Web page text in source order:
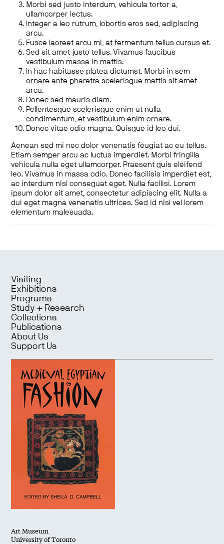
Morbi sed justo interdum, vehicula tortor a,
ullamcorper lectus.
Integer a leo rutrum, lobortis eros sed, adipiscing
arcu.
Fusce laoreet arcu mi, at fermentum tellus cursus et.
Sed sit amet justo tellus. Vivamus faucibus
vestibulum massa in mattis.
In hac habitasse platea dictumst. Morbi in sem
ornare ante pharetra scelerisque mattis sit amet
arcu.
Donec sed mauris diam.
Pellentesque scelerisque enim ut nulla
condimentum, et vestibulum enim ornare.
Donec vitae odio magna. Quisque id leo dui.
Aenean sed mi nec dolor venenatis feugiat ac eu tellus.
Etiam semper arcu ac luctus imperdiet. Morbi fringilla
vehicula nulla eget ullamcorper. Praesent quis eleifend
leo. Vivamus in massa odio. Donec facilisis imperdiet est,
ac interdum nisl consequat eget. Nulla facilisi. Lorem
ipsum dolor sit amet, consectetur adipiscing elit. Nulla a
dui eget magna venenatis ultrices. Sed id nisl vel lorem
elementum malesuada.
Visiting
Exhibitions
Programs
Study + Research
Collections
Publications
About Us
Support Us
Art Museum
University of Toronto